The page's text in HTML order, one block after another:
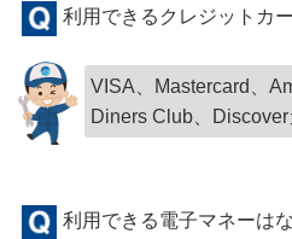
利用できるクレジットカ
VISA、Mastercard、
Diners Club、Discover
利用できる電子マネーは